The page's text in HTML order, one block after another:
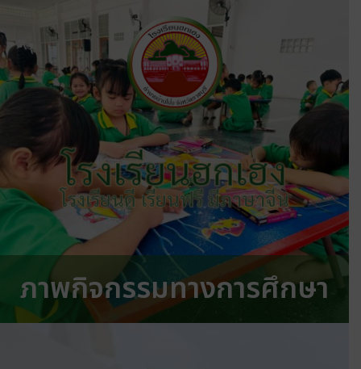
โรงเรียนฮกเฮง
โรงเรียนดี เรียนฟรี มีภาษาจีน
ภาพกิจกรรมทางการศึกษา